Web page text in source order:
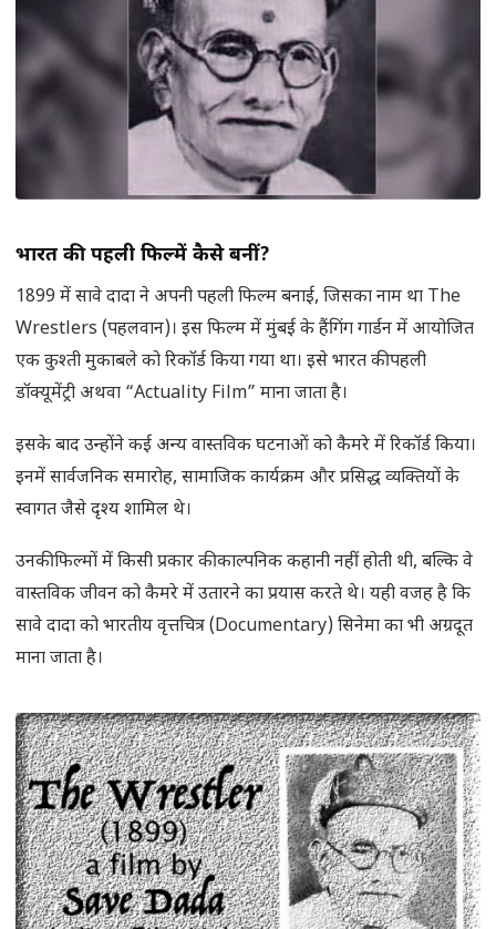
भारत की पहली फिल्में कैसे बनीं?
1899 में सावे दादा ने अपनी पहली फिल्म बनाई, जिसका नाम था The
Wrestlers (पहलवान)। इस फिल्म में मुंबई के हैंगिंग गार्डन में आयोजित
एक कुश्ती मुकाबले को रिकॉर्ड किया गया था। इसे भारत की पहली
डॉक्यूमेंट्री अथवा “Actuality Film” माना जाता है।
इसके बाद उन्होंने कई अन्य वास्तविक घटनाओं को कैमरे में रिकॉर्ड किया।
इनमें सार्वजनिक समारोह, सामाजिक कार्यक्रम और प्रसिद्ध व्यक्तियों के
स्वागत जैसे दृश्य शामिल थे।
उनकी फिल्मों में किसी प्रकार की काल्पनिक कहानी नहीं होती थी, बल्कि वे
वास्तविक जीवन को कैमरे में उतारने का प्रयास करते थे। यही वजह है कि
सावे दादा को भारतीय वृत्तचित्र (Documentary) सिनेमा का भी अग्रदूत
माना जाता है।